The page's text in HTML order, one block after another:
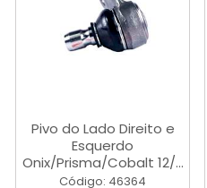
Pivo do Lado Direito e
Esquerdo
Onix/Prisma/Cobalt 12/...
Código: 46364